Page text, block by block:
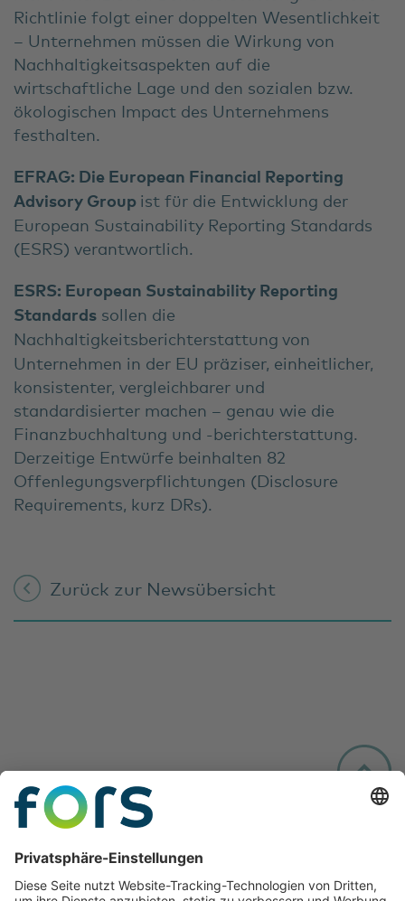
Richtlinie folgt einer doppelten Wesentlichkeit
– Unternehmen müssen die Wirkung von
Nachhaltigkeitsaspekten auf die
wirtschaftliche Lage und den sozialen bzw.
ökologischen Impact des Unternehmens
festhalten.
EFRAG: Die European Financial Reporting
Advisory Group ist für die Entwicklung der
European Sustainability Reporting Standards
(ESRS) verantwortlich.
ESRS: European Sustainability Reporting
Standards sollen die
Nachhaltigkeitsberichterstattung von
Unternehmen in der EU präziser, einheitlicher,
konsistenter, vergleichbarer und
standardisierter machen – genau wie die
Finanzbuchhaltung und -berichterstattung.
Derzeitige Entwürfe beinhalten 82
Offenlegungsverpflichtungen (Disclosure
Requirements, kurz DRs).
Zurück zur Newsübersicht